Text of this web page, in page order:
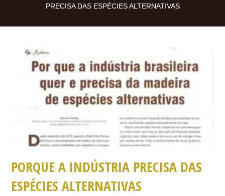
PRECISA DAS ESPÉCIES ALTERNATIVAS
PORQUE A INDÚSTRIA PRECISA DAS
ESPÉCIES ALTERNATIVAS